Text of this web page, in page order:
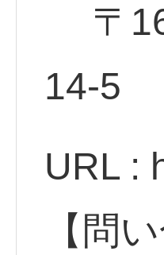
〒
URL :
【問